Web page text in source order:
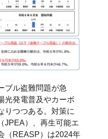
ブル盗難問題が急
光発電普及やカーボ
りつつある。対策に
JPEA）、再生可能エ
（REASP）は2024年